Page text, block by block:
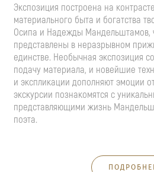
Экспозиция построена на
материального быта и богатства
Осипа и Надежды Мандельштамов,
представлены в неразрывном
единстве. Необычная экспозиция
подачу материала, и новейшие
и экспликации дополняют эмоции
экскурсии познакомятся с
представляющими жизнь
поэта.